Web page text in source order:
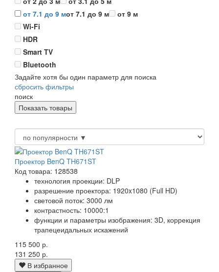
от 7.1 до 9 мот 7.1 до 9 м
от 9 м
Wi-Fi
HDR
Smart TV
Bluetooth
Задайте хотя бы один параметр для поиска
сбросить фильтры
поиск
Проектор BenQ TH671ST
Код товара: 128538
технология проекции: DLP
разрешение проектора: 1920x1080 (Full HD)
световой поток: 3000 лм
контрастность: 10000:1
функции и параметры изображения: 3D, коррекция
трапецеидальных искажений
115 500 р.
131 250 р.
В избранное